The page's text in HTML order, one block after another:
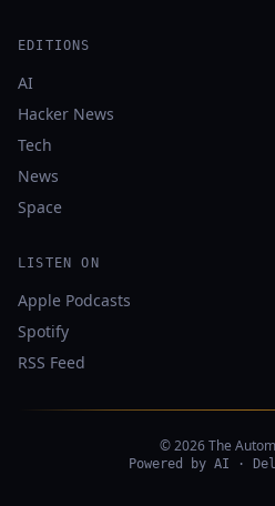
EDITIONS
AI
Hacker News
Tech
News
Space
LISTEN ON
Apple Podcasts
Spotify
RSS Feed
© 2026 The
Powered by AI ·